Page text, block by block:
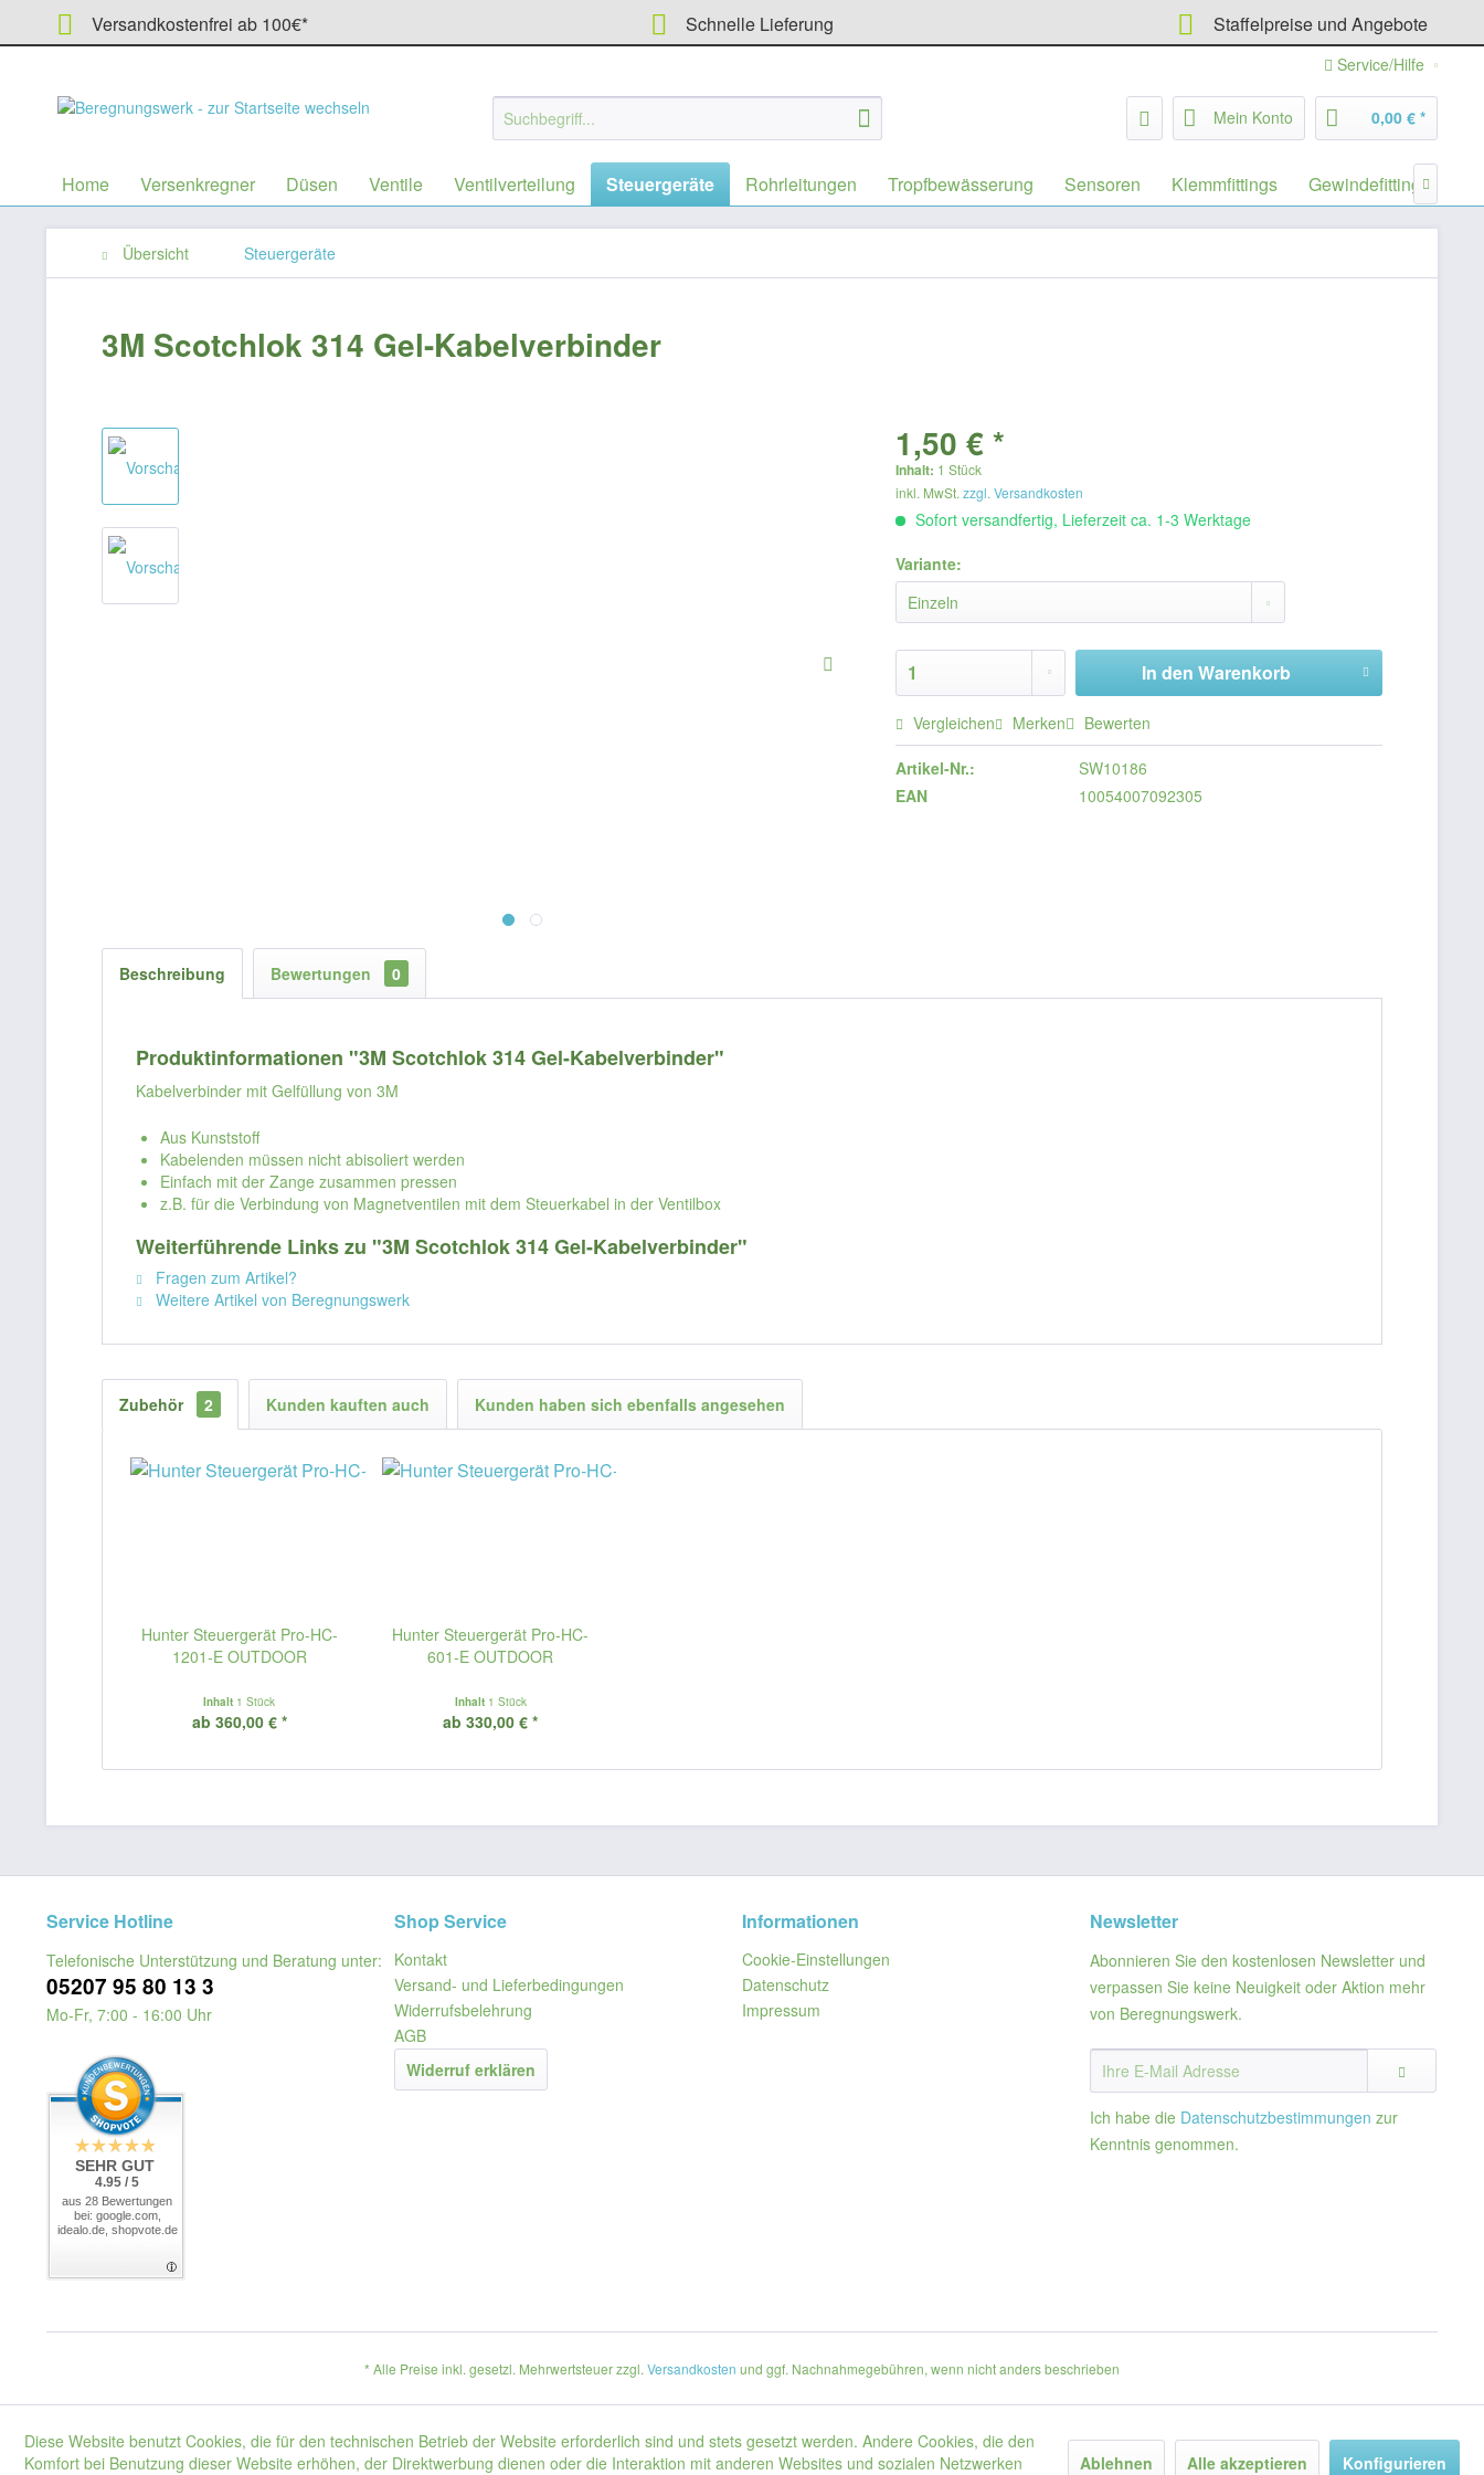
Versandkostenfrei ab 100€* Schnelle Lieferung Staffelpreise und Angebote
Service/Hilfe
Mein Konto 0,00 € *
Home Versenkregner Düsen Ventile Ventilverteilung Steuergeräte Rohrleitungen Tropfbewässerung Sensoren Klemmfittings Gewindefittings
Übersicht Steuergeräte
3M Scotchlok 314 Gel-Kabelverbinder
1,50 € *
Inhalt: 1 Stück
inkl. MwSt.zzgl. Versandkosten
Sofort versandfertig, Lieferzeit ca. 1-3 Werktage
Variante:
In den Warenkorb
Vergleichen Merken Bewerten
Artikel-Nr.:
SW10186
EAN
10054007092305
Beschreibung Bewertungen 0
Produktinformationen "3M Scotchlok 314 Gel-Kabelverbinder"
Kabelverbinder mit Gelfüllung von 3M
Aus Kunststoff
Kabelenden müssen nicht abisoliert werden
Einfach mit der Zange zusammen pressen
z.B. für die Verbindung von Magnetventilen mit dem Steuerkabel in der Ventilbox
Weiterführende Links zu "3M Scotchlok 314 Gel-Kabelverbinder"
Fragen zum Artikel?
Weitere Artikel von Beregnungswerk
Zubehör 2 Kunden kauften auch Kunden haben sich ebenfalls angesehen
Hunter Steuergerät Pro-HC-
1201-E OUTDOOR
Inhalt 1 Stück
ab 360,00 € *
Hunter Steuergerät Pro-HC-
601-E OUTDOOR
Inhalt 1 Stück
ab 330,00 € *
Service Hotline
Telefonische Unterstützung und Beratung unter:
05207 95 80 13 3
Mo-Fr, 7:00 - 16:00 Uhr
SEHR GUT
4.95 / 5
aus 28 Bewertungen
bei: google.com,
idealo.de, shopvote.de
Shop Service
Kontakt
Versand- und Lieferbedingungen
Widerrufsbelehrung
AGB
Widerruf erklären
Informationen
Cookie-Einstellungen
Datenschutz
Impressum
Newsletter
Abonnieren Sie den kostenlosen Newsletter und
verpassen Sie keine Neuigkeit oder Aktion mehr
von Beregnungswerk.
Ich habe die Datenschutzbestimmungen zur
Kenntnis genommen.
* Alle Preise inkl. gesetzl. Mehrwertsteuer zzgl. Versandkosten und ggf. Nachnahmegebühren, wenn nicht anders beschrieben
Diese Website benutzt Cookies, die für den technischen Betrieb der Website erforderlich sind und stets gesetzt werden. Andere Cookies, die den
Komfort bei Benutzung dieser Website erhöhen, der Direktwerbung dienen oder die Interaktion mit anderen Websites und sozialen Netzwerken
Ablehnen Alle akzeptieren Konfigurieren